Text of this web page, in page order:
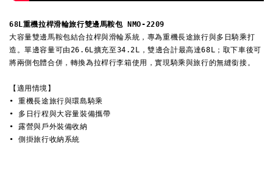
68L重機拉桿滑輪旅行雙邊馬鞍包 NMO-2209
大容量雙邊馬鞍包結合拉桿與滑輪系統，專為重機長途旅行與多日騎乘打
造。單邊容量可由26.6L擴充至34.2L，雙邊合計最高達68L；取下車後可
將兩側包體合併，轉換為拉桿行李箱使用，實現騎乘與旅行的無縫銜接。
【適用情境】
• 重機長途旅行與環島騎乘
• 多日行程與大容量裝備攜帶
• 露營與戶外裝備收納
• 側掛旅行收納系統